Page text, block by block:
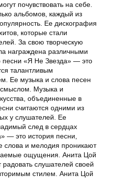
почувствовать на себе.
альбомов, каждый из
Ее дискография
которые стали
За свою творческую
награждена различными
песни «Я Не Звезда» — это
талантливым
Ее музыка и слова песен
Музыка и
объединенные в
считаются одними из
у слушателей. Ее
след в сердцах
— это история песни,
слова и мелодия проникают
ощущения. Анита Цой
слушателей своей
стилем. Анита Цой